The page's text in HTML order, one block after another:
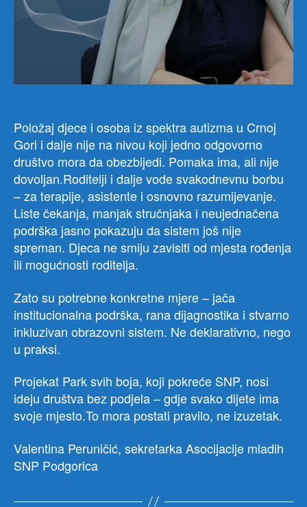
Položaj djece i osoba iz spektra autizma u Crnoj
Gori i dalje nije na nivou koji jedno odgovorno
društvo mora da obezbijedi. Pomaka ima, ali nije
dovoljan.Roditelji i dalje vode svakodnevnu borbu
– za terapije, asistente i osnovno razumijevanje.
Liste čekanja, manjak stručnjaka i neujednačena
podrška jasno pokazuju da sistem još nije
spreman. Djeca ne smiju zavisiti od mjesta rođenja
ili mogućnosti roditelja.
Zato su potrebne konkretne mjere – jača
institucionalna podrška, rana dijagnostika i stvarno
inkluzivan obrazovni sistem. Ne deklarativno, nego
u praksi.
Projekat Park svih boja, koji pokreće SNP, nosi
ideju društva bez podjela – gdje svako dijete ima
svoje mjesto.To mora postati pravilo, ne izuzetak.
Valentina Peruničić, sekretarka Asocijacije mladih
SNP Podgorica